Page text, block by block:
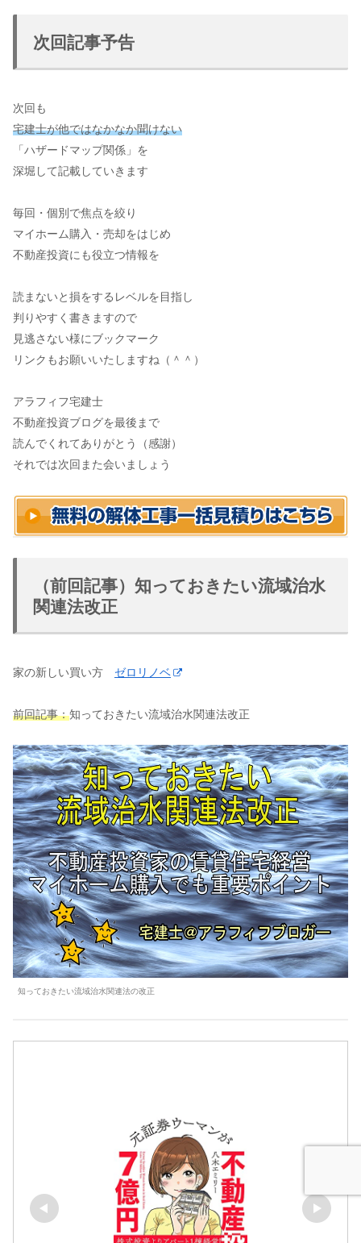
次回記事予告
次回も
宅建士が他ではなかなか聞けない
「ハザードマップ関係」を
深堀して記載していきます
毎回・個別で焦点を絞り
マイホーム購入・売却をはじめ
不動産投資にも役立つ情報を
読まないと損をするレベルを目指し
判りやすく書きますので
見逃さない様にブックマーク
リンクもお願いいたしますね（＾＾）
アラフィフ宅建士
不動産投資ブログを最後まで
読んでくれてありがとう（感謝）
それでは次回また会いましょう
（前回記事）知っておきたい流域治水
関連法改正
家の新しい買い方 ゼロリノベ
前回記事：知っておきたい流域治水関連法改正
知っておきたい流域治水関連法の改正